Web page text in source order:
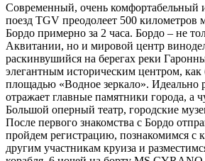
Современный, очень комфортабельный
поезд TGV преодолеет 500
Бордо примерно за 2 часа. Бордо – не
Аквитании, но и мировой центр
раскинвушийся на берегах реки
элегантным историческим центром,
площадью «Водное зеркало». Идеально
отражает главные памятники города, а
Большой оперный театр, городские
После первого знакомства с Бордо
пройдем регистрацию, познакомимся с
другим участникам круиза и